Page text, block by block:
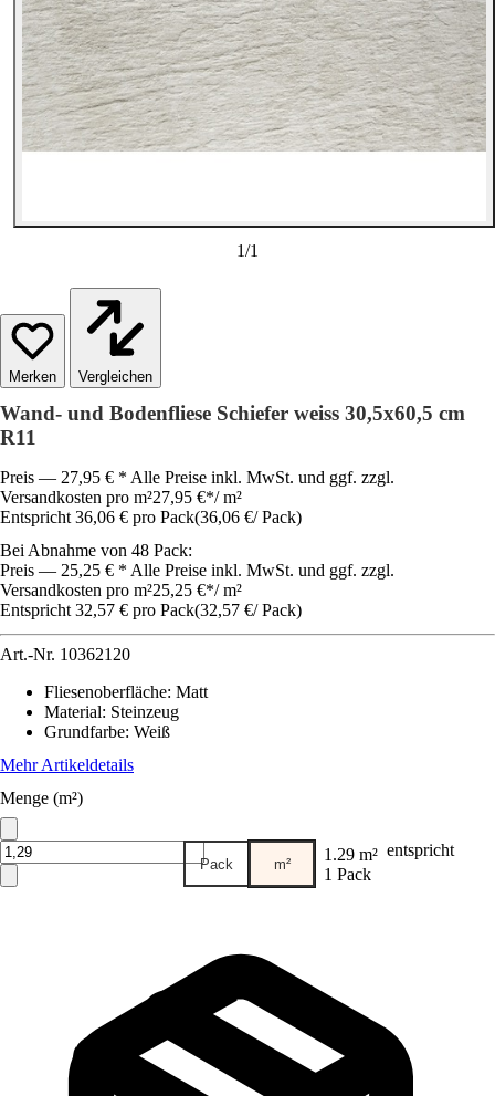
1/1
Vergleichen
Wand- und Bodenfliese Schiefer weiss 30,5x60,5 cm
R11
Preis — 27,95 € * Alle Preise inkl. MwSt. und ggf. zzgl.
Versandkosten pro m²27,95 €*/ m²
Entspricht 36,06 € pro Pack(36,06 €/ Pack)
Bei Abnahme von 48 Pack:
Preis — 25,25 € * Alle Preise inkl. MwSt. und ggf. zzgl.
Versandkosten pro m²25,25 €*/ m²
Entspricht 32,57 € pro Pack(32,57 €/ Pack)
Art.-Nr. 10362120
Fliesenoberfläche: Matt
Material: Steinzeug
Grundfarbe: Weiß
Mehr Artikeldetails
Menge (m²)
Pack m² 1.29 m² entspricht
1 Pack